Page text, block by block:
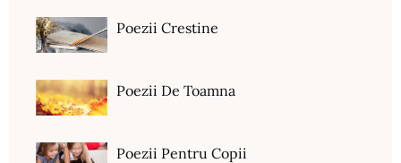
Poezii Crestine
Poezii De Toamna
Poezii Pentru Copii